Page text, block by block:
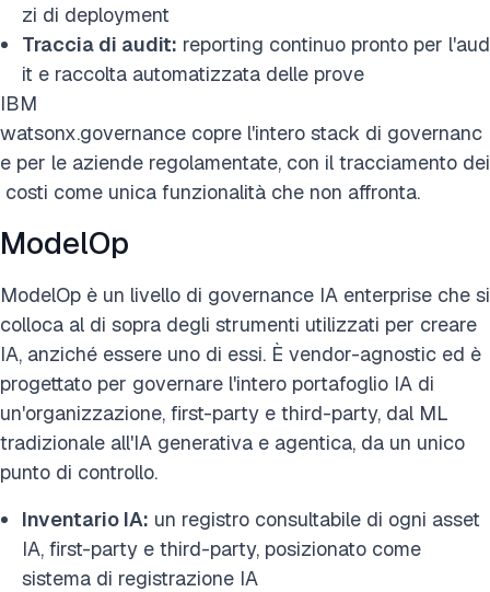
zi di deployment
Traccia di audit: reporting continuo pronto per l'aud
it e raccolta automatizzata delle prove
IBM
watsonx.governance copre l'intero stack di governanc
e per le aziende regolamentate, con il tracciamento dei
costi come unica funzionalità che non affronta.
ModelOp
ModelOp è un livello di governance IA enterprise che si
colloca al di sopra degli strumenti utilizzati per creare
IA, anziché essere uno di essi. È vendor-agnostic ed è
progettato per governare l'intero portafoglio IA di
un'organizzazione, first-party e third-party, dal ML
tradizionale all'IA generativa e agentica, da un unico
punto di controllo.
Inventario IA: un registro consultabile di ogni asset
IA, first-party e third-party, posizionato come
sistema di registrazione IA